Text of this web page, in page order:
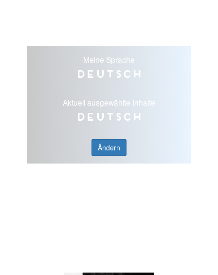
Meine Sprache
Deutsch
Aktuell ausgewählte Inhalte
Deutsch
Ändern